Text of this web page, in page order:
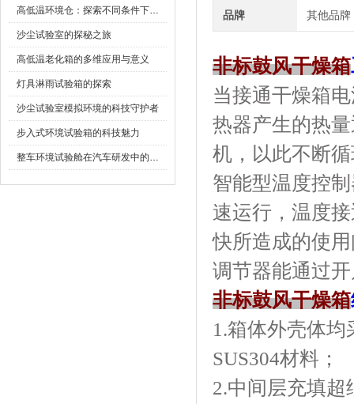
高低温环境仓：探索不同条件下的科学奥秘
沙尘试验室的探秘之旅
高低温老化箱的多维应用与意义
灯具淋雨试验箱的探索
沙尘试验室模拟环境的科技守护者
步入式环境试验箱的科技魅力
整车环境试验舱在汽车研发中的作用
品牌 其他品牌
非标鼓风干燥箱
当接通干燥箱电
热器产生的热量
机，以此不断
智能型温度控制
速运行，温
快所造成的使用问
调节器能通过开启
非标鼓风干燥箱
1.箱体外壳体均
SUS304材料；
2.中间层充填超